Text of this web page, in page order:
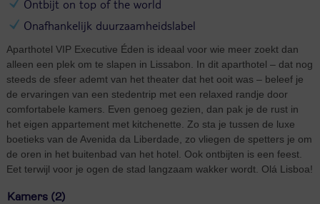
Ontbijt on top of the world
Onafhankelijk duurzaamheidslabel
Aparthotel VIP Executive Éden is ideaal voor wie meer zoekt dan
alleen een plek om te slapen in Lissabon. In dit aparthotel – dat nog
steeds de sfeer ademt van het theater dat het ooit was – beleef je
de ervaringen van een stedentrip met een relaxed randje door
comfortabele kamers. Even genoeg gezien, dan pak je de rust in
het eigen appartement met kitchenette. Zo sta je tussen de luxe
boetieks van de Avenida da Liberdade, zo vliegen de spetters je om
de oren in het buitenbad van het hotel. Ook ontbijten is een feest.
Eet terwijl voor je ogen de stad langzaam wakker wordt. Olá Lisboa!
Kamers (2)